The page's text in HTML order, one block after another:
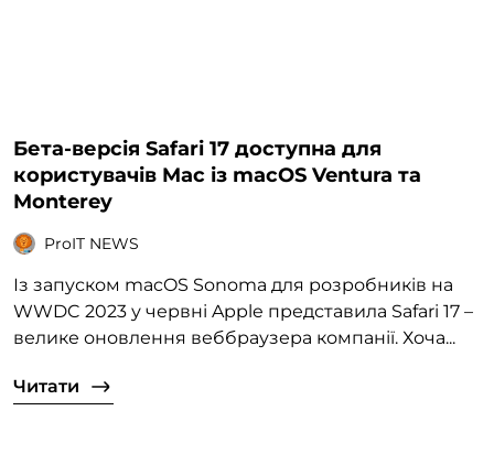
Бета-версія Safari 17 доступна для
користувачів Mac із macOS Ventura та
Monterey
ProIT NEWS
Із запуском macOS Sonoma для розробників на
WWDC 2023 у червні Apple представила Safari 17 –
велике оновлення веббраузера компанії. Хоча...
Читати